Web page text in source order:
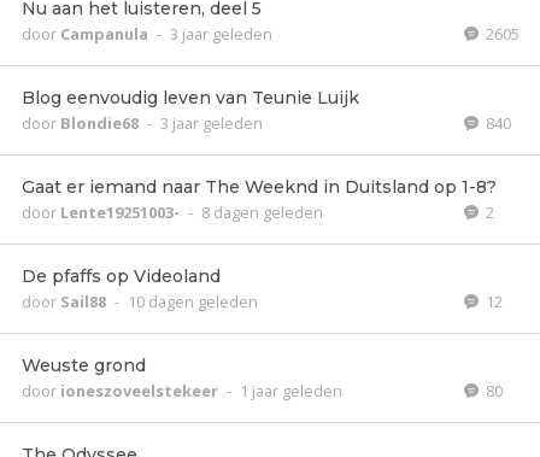
Nu aan het luisteren, deel 5
door Campanula - 3 jaar geleden 2605
Blog eenvoudig leven van Teunie Luijk
door Blondie68 - 3 jaar geleden 840
Gaat er iemand naar The Weeknd in Duitsland op 1-8?
door Lente19251003- - 8 dagen geleden 2
De pfaffs op Videoland
door Sail88 - 10 dagen geleden 12
Weuste grond
door ioneszoveelstekeer - 1 jaar geleden 80